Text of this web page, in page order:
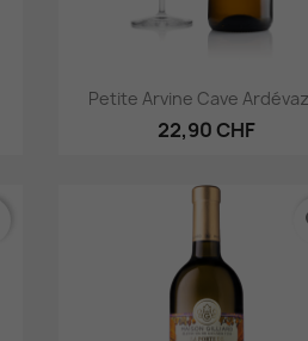
Aperçu rapide
Petite Arvine Cave
22,90 CHF